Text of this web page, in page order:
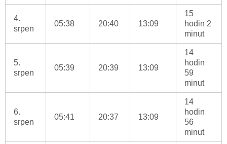
4.
srpen
05:38 20:40 13:09
15
hodin 2
minut
5.
srpen
05:39 20:39 13:09
14
hodin
59
minut
6.
srpen
05:41 20:37 13:09
14
hodin
56
minut